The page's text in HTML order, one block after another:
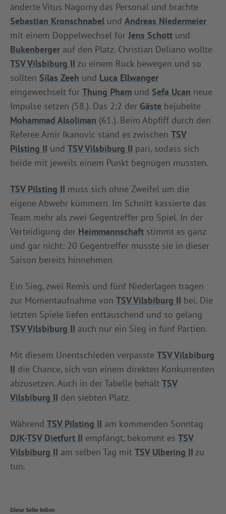
änderte Vitus Nagorny das Personal und brachte
Sebastian Kronschnabel und Andreas Niedermeier
mit einem Doppelwechsel für Jens Schott und
Bukenberger auf den Platz. Christian Deliano wollte
TSV Vilsbiburg II zu einem Ruck bewegen und so
sollten Silas Zeeh und Luca Ellwanger
eingewechselt für Thung Pham und Sefa Ucan neue
Impulse setzen (58.). Das 2:2 der Gäste bejubelte
Mohammad Alsoliman (61.). Beim Abpfiff durch den
Referee Amir Ikanovic stand es zwischen TSV
Pilsting II und TSV Vilsbiburg II pari, sodass sich
beide mit jeweils einem Punkt begnügen mussten.
TSV Pilsting II muss sich ohne Zweifel um die
eigene Abwehr kümmern. Im Schnitt kassierte das
Team mehr als zwei Gegentreffer pro Spiel. In der
Verteidigung der Heimmannschaft stimmt es ganz
und gar nicht: 20 Gegentreffer musste sie in dieser
Saison bereits hinnehmen.
Ein Sieg, zwei Remis und fünf Niederlagen tragen
zur Momentaufnahme von TSV Vilsbiburg II bei. Die
letzten Spiele liefen enttäuschend und so gelang
TSV Vilsbiburg II auch nur ein Sieg in fünf Partien.
Mit diesem Unentschieden verpasste TSV Vilsbiburg
II die Chance, sich von einem direkten Konkurrenten
abzusetzen. Auch in der Tabelle behält TSV
Vilsbiburg II den siebten Platz.
Während TSV Pilsting II am kommenden Sonntag
DJK-TSV Dietfurt II empfängt, bekommt es TSV
Vilsbiburg II am selben Tag mit TSV Ulbering II zu
tun.
Diese Seite teilen